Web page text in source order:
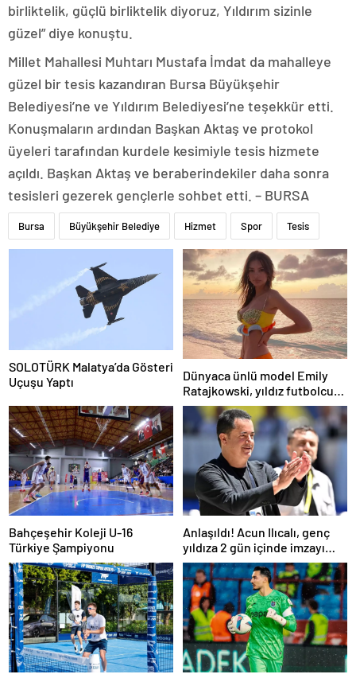
birliktelik, güçlü birliktelik diyoruz, Yıldırım sizinle
güzel” diye konuştu.
Millet Mahallesi Muhtarı Mustafa İmdat da mahalleye
güzel bir tesis kazandıran Bursa Büyükşehir
Belediyesi’ne ve Yıldırım Belediyesi’ne teşekkür etti.
Konuşmaların ardından Başkan Aktaş ve protokol
üyeleri tarafından kurdele kesimiyle tesis hizmete
açıldı. Başkan Aktaş ve beraberindekiler daha sonra
tesisleri gezerek gençlerle sohbet etti. – BURSA
Bursa Büyükşehir Belediye Hizmet Spor Tesis
SOLOTÜRK Malatya’da Gösteri
Uçuşu Yaptı
Dünyaca ünlü model Emily
Ratajkowski, yıldız futbolcuya
hayranlığını ilan etti
Bahçeşehir Koleji U-16
Türkiye Şampiyonu
Anlaşıldı! Acun Ilıcalı, genç
yıldıza 2 gün içinde imzayı
attırıyor